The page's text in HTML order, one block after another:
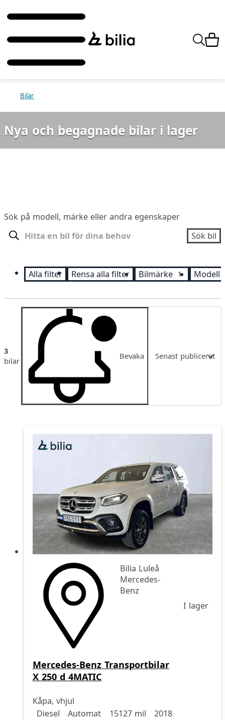
Bilar
Nya och begagnade bilar i lager
Sök på modell, märke eller andra egenskaper
Sök bil
Alla filter Rensa alla filter Bilmärke 1 Modell
3
bilar
Bevaka Senast publicerat
Pris
Bilia Luleå
Mercedes-
Benz
I lager
Mercedes-Benz Transportbilar
X 250 d 4MATIC
Kåpa, vhjul
Drivmedel
Diesel
DrivmedelAutomat
Miltal 15127 mil
årsmodell 2018